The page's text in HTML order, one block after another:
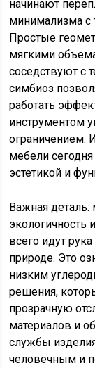
начинают
минимализма с
Простые
мягкими
соседствуют с
симбиоз
работать
инструментом
ограничением.
мебели
эстетикой и
Важная деталь:
всего идут
природе. Это
низким
решения,
прозрачную
материалов и
службы
человечным и